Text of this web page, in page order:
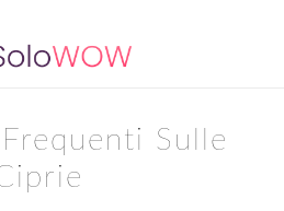
Frequenti Sulle